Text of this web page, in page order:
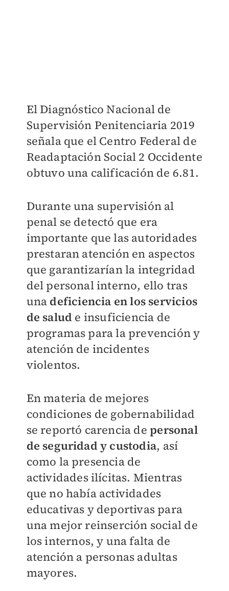
El Diagnóstico Nacional de
Supervisión Penitenciaria 2019
señala que el Centro Federal de
Readaptación Social 2 Occidente
obtuvo una calificación de 6.81.
Durante una supervisión al
penal se detectó que era
importante que las autoridades
prestaran atención en aspectos
que garantizarían la integridad
del personal interno, ello tras
una deficiencia en los servicios
de salud e insuficiencia de
programas para la prevención y
atención de incidentes
violentos.
En materia de mejores
condiciones de gobernabilidad
se reportó carencia depersonal
de seguridad y custodia, así
como la presencia de
actividades ilícitas. Mientras
que no había actividades
educativas y deportivas para
una mejor reinserción social de
los internos, y una falta de
atención a personas adultas
mayores.